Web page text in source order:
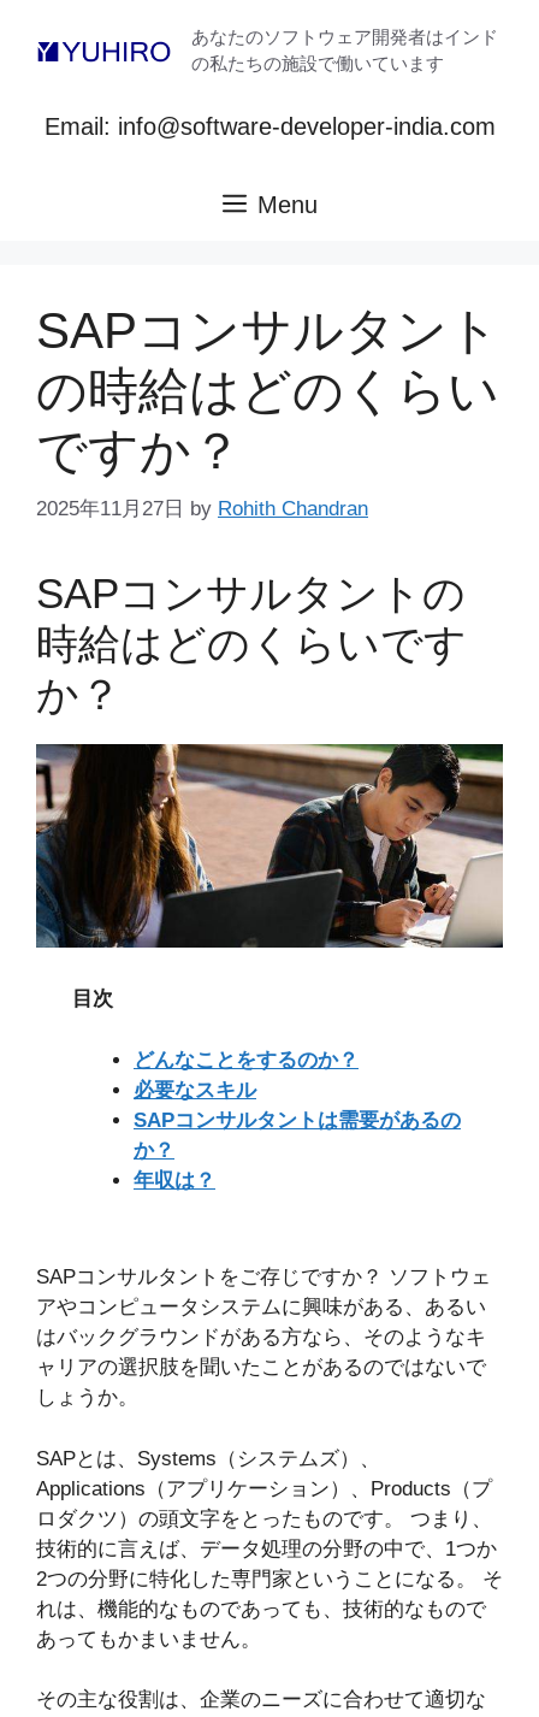
あなたのソフトウェア開発者はインド
の私たちの施設で働いています
Email: info@software-developer-india.com
Menu
SAPコンサルタント
の時給はどのくらい
ですか？
2025年11月27日 by Rohith Chandran
SAPコンサルタントの
時給はどのくらいです
か？
目次
どんなことをするのか？
必要なスキル
SAPコンサルタントは需要があるの
か？
年収は？
SAPコンサルタントをご存じですか？ ソフトウェ
アやコンピュータシステムに興味がある、あるい
はバックグラウンドがある方なら、そのようなキ
ャリアの選択肢を聞いたことがあるのではないで
しょうか。
SAPとは、Systems（システムズ）、
Applications（アプリケーション）、Products（プ
ロダクツ）の頭文字をとったものです。 つまり、
技術的に言えば、データ処理の分野の中で、1つか
2つの分野に特化した専門家ということになる。 そ
れは、機能的なものであっても、技術的なもので
あってもかまいません。
その主な役割は、企業のニーズに合わせて適切な